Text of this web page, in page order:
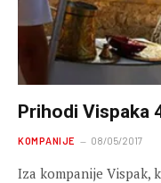
Prihodi Vispaka
KOMPANIJE 08/05/2017
Iza kompanije Vispak,